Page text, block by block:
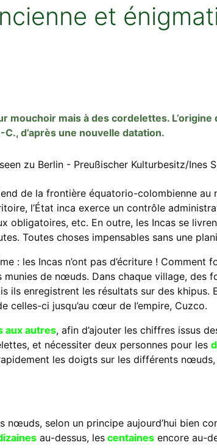
et
mouchoir mais à des cordelettes.
d’après une nouvelle datation.
de la frontière équatorio-colombienne au
l’État inca exerce un contrôle
obligatoires, etc. En outre, les Incas se
Toutes choses impensables sans une
: les Incas n’ont pas d’écriture !
de nœuds. Dans chaque village, des
ils enregistrent les résultats sur des khipus.
celles-ci jusqu’au cœur de l’empire, Cuzco.
aux autres, afin d’ajouter les chiffres issus
et nécessiter deux personnes pour les
les doigts sur les différents
nœuds, selon un principe aujourd’hui bien
au-dessus, les centaines encore au-